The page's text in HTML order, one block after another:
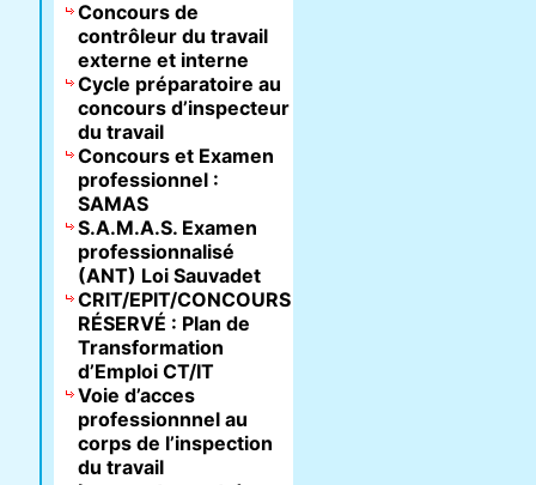
Concours de
contrôleur du travail
externe et interne
Cycle préparatoire au
concours d’inspecteur
du travail
Concours et Examen
professionnel :
SAMAS
S.A.M.A.S. Examen
professionnalisé
(ANT) Loi Sauvadet
CRIT/EPIT/CONCOURS
RÉSERVÉ : Plan de
Transformation
d’Emploi CT/IT
Voie d’acces
professionnnel au
corps de l’inspection
du travail